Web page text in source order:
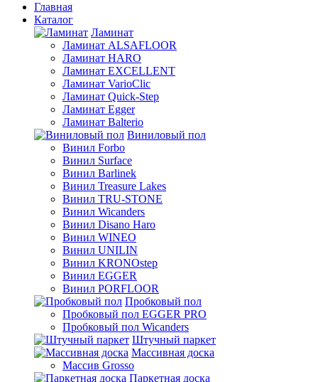
Главная
Каталог
Ламинат
Ламинат ALSAFLOOR
Ламинат HARO
Ламинат EXCELLENT
Ламинат VarioClic
Ламинат Quick-Step
Ламинат Egger
Ламинат Balterio
Виниловый пол
Винил Forbo
Винил Surface
Винил Barlinek
Винил Treasure Lakes
Винил TRU-STONE
Винил Wicanders
Винил Disano Haro
Винил WINEO
Винил UNILIN
Винил KRONOstep
Винил EGGER
Винил PORFLOOR
Пробковый пол
Пробковый пол EGGER PRO
Пробковый пол Wicanders
Штучный паркет
Массивная доска
Массив Grosso
Паркетная доска